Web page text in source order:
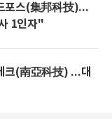
포스(集邦科技)...
1인자"
크(南亞科技) ...대